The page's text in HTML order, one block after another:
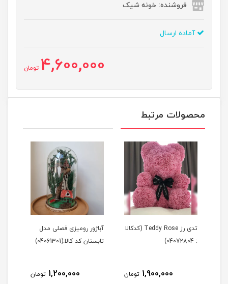
فروشنده: خونه شیک
آماده ارسال
4,600,000 تومان
محصولات مرتبط
تدی رز Teddy Rose (کدکالا
: 04072804)
1,900,000 تومان
آباژور رومیزی فصلی مدل
تابستان کد کالا:(04061301)
1,200,000 تومان